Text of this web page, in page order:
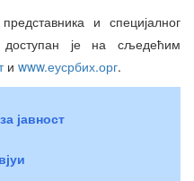
и специјалног
доступан је на сљедећим
и www.еусрбих.орг.
јавност